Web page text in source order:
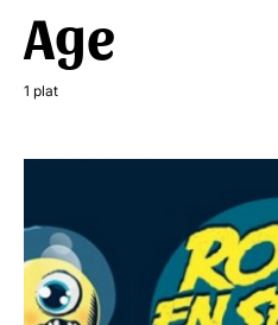
Age
1 plat